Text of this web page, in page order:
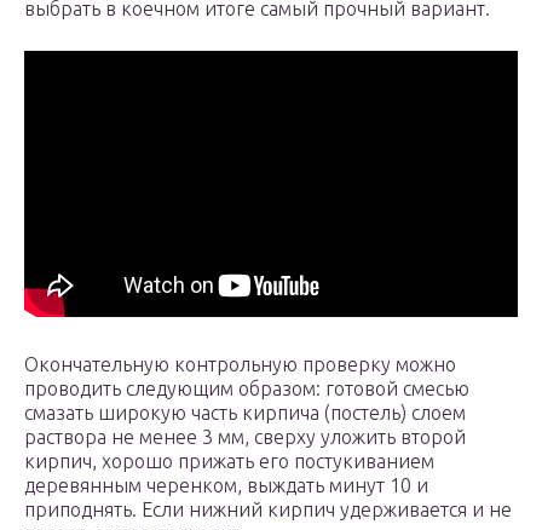
выбрать в коечном итоге самый прочный вариант.
Окончательную контрольную проверку можно
проводить следующим образом: готовой смесью
смазать широкую часть кирпича (постель) слоем
раствора не менее 3 мм, сверху уложить второй
кирпич, хорошо прижать его постукиванием
деревянным черенком, выждать минут 10 и
приподнять. Если нижний кирпич удерживается и не